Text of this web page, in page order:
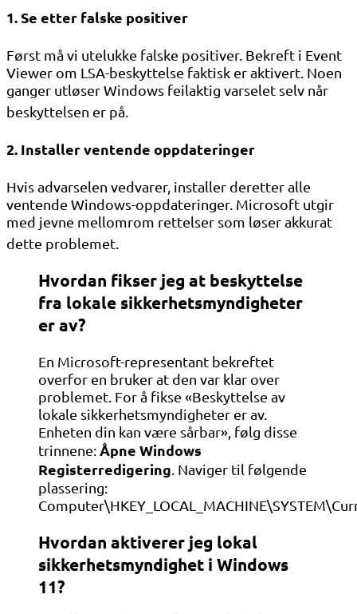
1. Se etter falske positiver
Først må vi utelukke falske positiver. Bekreft i Event
Viewer om LSA-beskyttelse faktisk er aktivert. Noen
ganger utløser Windows feilaktig varselet selv når
beskyttelsen er på.
2. Installer ventende oppdateringer
Hvis advarselen vedvarer, installer deretter alle
ventende Windows-oppdateringer. Microsoft utgir
med jevne mellomrom rettelser som løser akkurat
dette problemet.
Hvordan fikser jeg at beskyttelse
fra lokale sikkerhetsmyndigheter
er av?
En Microsoft-representant bekreftet
overfor en bruker at den var klar over
problemet. For å fikse «Beskyttelse av
lokale sikkerhetsmyndigheter er av.
Enheten din kan være sårbar», følg disse
trinnene:Åpne Windows
Registerredigering. Naviger til følgende
plassering:
Hvordan aktiverer jeg lokal
sikkerhetsmyndighet i Windows
11?